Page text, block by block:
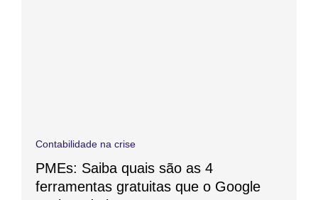
Contabilidade na crise
PMEs: Saiba quais são as 4
ferramentas gratuitas que o Google